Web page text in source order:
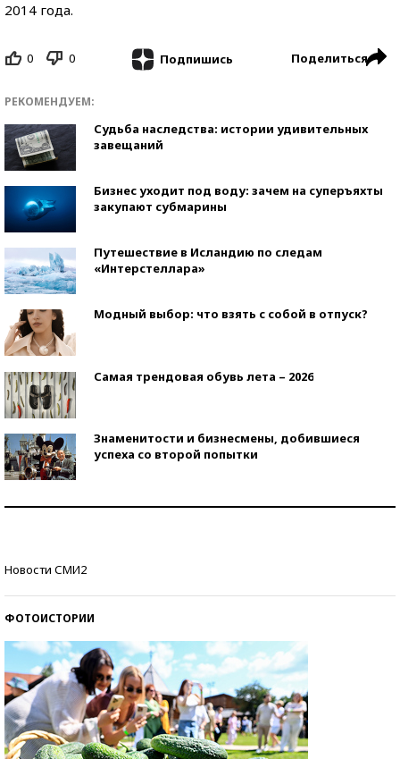
2014 года.
0 0 Подпишись Поделиться
РЕКОМЕНДУЕМ:
Судьба наследства: истории удивительных
завещаний
Бизнес уходит под воду: зачем на суперъяхты
закупают субмарины
Путешествие в Исландию по следам
«Интерстеллара»
Модный выбор: что взять с собой в отпуск?
Самая трендовая обувь лета – 2026
Знаменитости и бизнесмены, добившиеся
успеха со второй попытки
Новости СМИ2
ФОТОИСТОРИИ